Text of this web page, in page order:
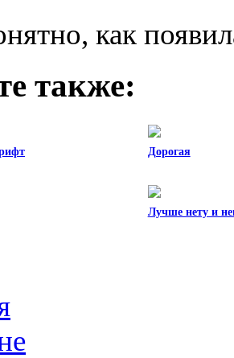
как
также:
Дорогая
Лучше нету и